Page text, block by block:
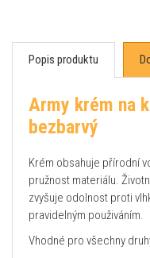
Popis produktu
Army krém na
bezbarvý
Krém obsahuje přírodní
pružnost materiálu.
zvyšuje odolnost proti
pravidelným použiváním.
Vhodné pro všechny